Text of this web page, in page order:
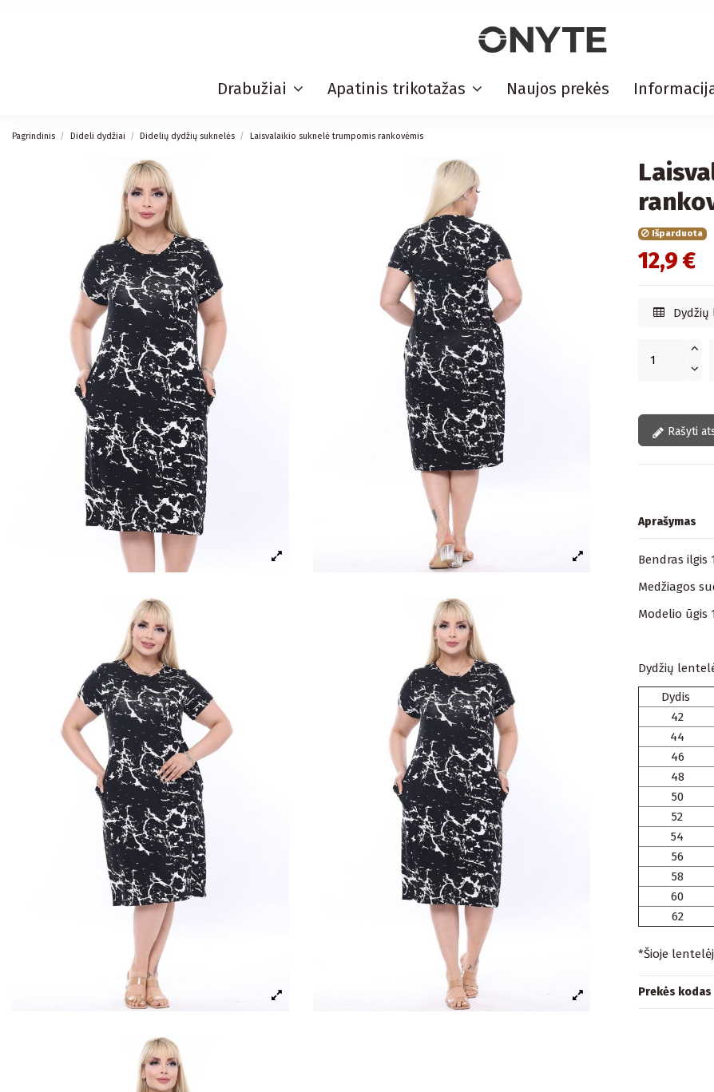
Drabužiai Apatinis trikotažas Naujos prekės
Pagrindinis Dideli dydžiai Didelių dydžių suknelės Laisvalaikio suknelė trumpomis rankovėmis
Išparduota
12,9 €
Rašyti
Aprašymas
Bendras ilgis
Medžiagos
Modelio ūgis
Dydžių
Dydis
42
44
46
48
50
52
54
56
58
60
62
*Šioje
Prekės kodas